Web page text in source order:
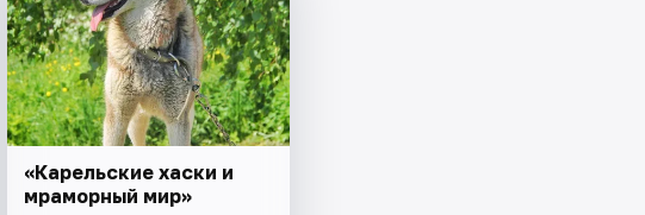
«Карельские хаски и
мраморный мир»